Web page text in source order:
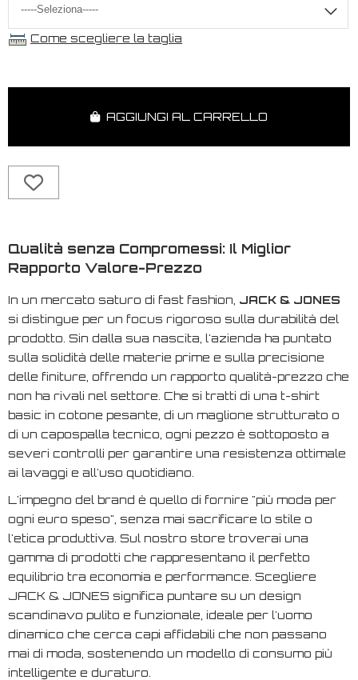
Come scegliere la taglia
AGGIUNGI AL CARRELLO
Qualità senza Compromessi: Il Miglior
Rapporto Valore-Prezzo
In un mercato saturo di fast fashion JACK & JONES
si distingue per un focus rigoroso sulla durabilità del
prodotto. Sin dalla sua nascita, l'azienda ha puntato
sulla solidità delle materie prime e sulla precisione
delle finiture, offrendo un rapporto qualità-prezzo che
non ha rivali nel settore. Che si tratti di una t-shirt
basic in cotone pesante, di un maglione strutturato o
di un capospalla tecnico, ogni pezzo è sottoposto a
severi controlli per garantire una resistenza ottimale
ai lavaggi e all'uso quotidiano.
L'impegno del brand è quello di fornire "più moda per
ogni euro speso", senza mai sacrificare lo stile o
l'etica produttiva. Sul nostro store troverai una
gamma di prodotti che rappresentano il perfetto
equilibrio tra economia e performance. Scegliere
JACK & JONES significa puntare su un design
scandinavo pulito e funzionale, ideale per l'uomo
dinamico che cerca capi affidabili che non passano
mai di moda, sostenendo un modello di consumo più
intelligente e duraturo.